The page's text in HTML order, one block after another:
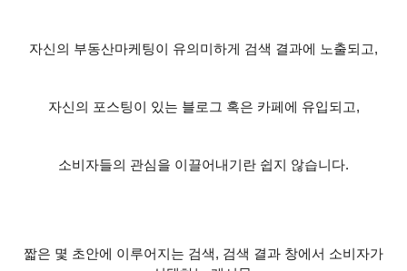
자신의 부동산마케팅이 유의미하게 검색 결과에 노출되고,
자신의 포스팅이 있는 블로그 혹은 카페에 유입되고,
소비자들의 관심을 이끌어내기란 쉽지 않습니다.
짧은 몇 초안에 이루어지는 검색, 검색 결과 창에서 소비자가